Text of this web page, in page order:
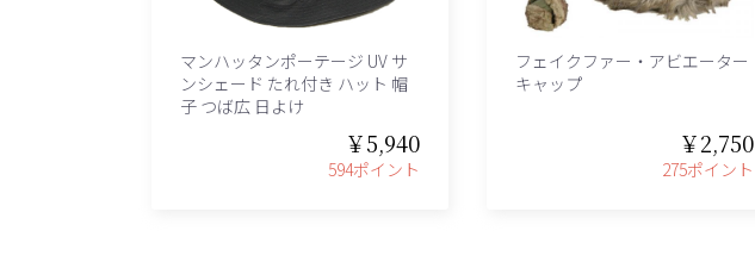
マンハッタンポーテージ UV サ
ンシェード たれ付き ハット 帽
子 つば広 日よけ
￥5,940
594ポイント
フェイクファー・アビエーター
キャップ
￥2,750
275ポイント